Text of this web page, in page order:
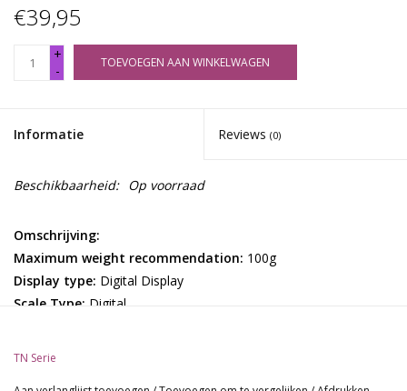
€39,95
+
-
TOEVOEGEN AAN WINKELWAGEN
Informatie Reviews (0)
Beschikbaarheid: Op voorraad
Omschrijving:
Maximum weight recommendation: 100g
Display type: Digital Display
Scale Type: Digital
TN Serie